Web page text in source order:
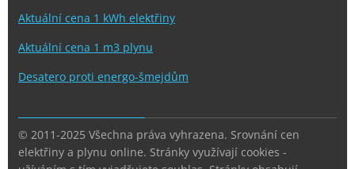
Aktuální cena 1 kWh elektřiny
Aktuální cena 1 m3 plynu
Desatero proti energo-šmejdům
© 2011-2025 Všechna práva vyhrazena. Srovnání cen
elektřiny a plynu online. Stránky využívají cookies -